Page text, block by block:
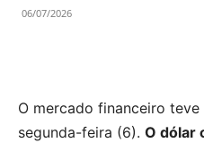
06/07/2026
O mercado financeiro
segunda-feira (6). O dólar